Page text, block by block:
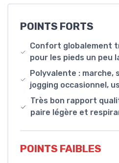
POINTS FORTS
Confort globalement
pour les pieds un peu
Polyvalente : marche,
jogging occasionnel,
Très bon rapport
paire légère et
POINTS FAIBLES